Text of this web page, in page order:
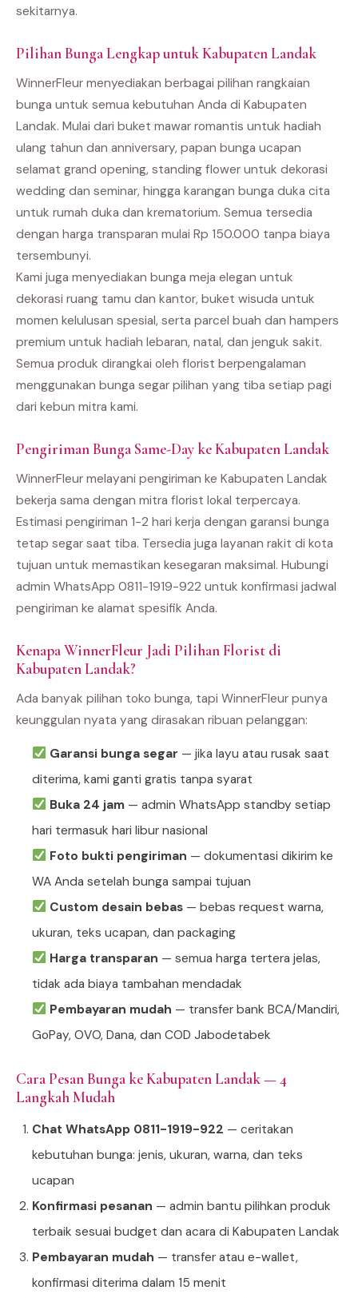
sekitarnya.
Pilihan Bunga Lengkap untuk Kabupaten Landak
WinnerFleur menyediakan berbagai pilihan rangkaian
bunga untuk semua kebutuhan Anda di Kabupaten
Landak. Mulai dari buket mawar romantis untuk hadiah
ulang tahun dan anniversary, papan bunga ucapan
selamat grand opening, standing flower untuk dekorasi
wedding dan seminar, hingga karangan bunga duka cita
untuk rumah duka dan krematorium. Semua tersedia
dengan harga transparan mulai Rp 150.000 tanpa biaya
tersembunyi.
Kami juga menyediakan bunga meja elegan untuk
dekorasi ruang tamu dan kantor, buket wisuda untuk
momen kelulusan spesial, serta parcel buah dan hampers
premium untuk hadiah lebaran, natal, dan jenguk sakit.
Semua produk dirangkai oleh florist berpengalaman
menggunakan bunga segar pilihan yang tiba setiap pagi
dari kebun mitra kami.
Pengiriman Bunga Same-Day ke Kabupaten Landak
WinnerFleur melayani pengiriman ke Kabupaten Landak
bekerja sama dengan mitra florist lokal terpercaya.
Estimasi pengiriman 1-2 hari kerja dengan garansi bunga
tetap segar saat tiba. Tersedia juga layanan rakit di kota
tujuan untuk memastikan kesegaran maksimal. Hubungi
admin WhatsApp 0811-1919-922 untuk konfirmasi jadwal
pengiriman ke alamat spesifik Anda.
Kenapa WinnerFleur Jadi Pilihan Florist di
Kabupaten Landak?
Ada banyak pilihan toko bunga, tapi WinnerFleur punya
keunggulan nyata yang dirasakan ribuan pelanggan:
Garansi bunga segar — jika layu atau rusak saat
diterima, kami ganti gratis tanpa syarat
Buka 24 jam— admin WhatsApp standby setiap
hari termasuk hari libur nasional
Foto bukti pengiriman — dokumentasi dikirim ke
WA Anda setelah bunga sampai tujuan
Custom desain bebas— bebas request warna,
ukuran, teks ucapan, dan packaging
Harga transparan — semua harga tertera jelas,
tidak ada biaya tambahan mendadak
Pembayaran mudah — transfer bank BCA/Mandiri,
GoPay, OVO, Dana, dan COD Jabodetabek
Cara Pesan Bunga ke Kabupaten Landak — 4
Langkah Mudah
Chat WhatsApp 0811-1919-922 — ceritakan
kebutuhan bunga: jenis, ukuran, warna, dan teks
ucapan
Konfirmasi pesanan — admin bantu pilihkan produk
terbaik sesuai budget dan acara di Kabupaten Landak
Pembayaran mudah — transfer atau e-wallet,
konfirmasi diterima dalam 15 menit